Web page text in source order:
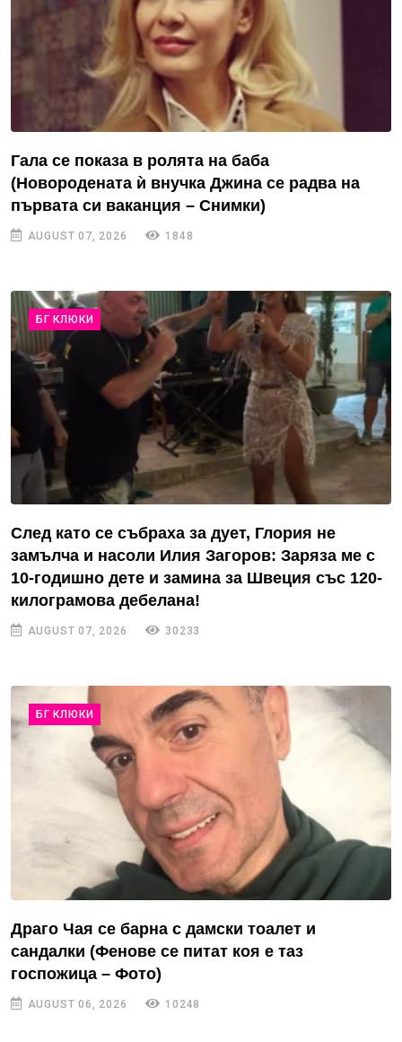
Гала се показа в ролята на баба
(Новородената ѝ внучка Джина се радва на
първата си ваканция – Снимки)
AUGUST 07, 2026 1848
БГ КЛЮКИ
След като се събраха за дует, Глория не
замълча и насоли Илия Загоров: Заряза ме с
10-годишно дете и замина за Швеция със 120-
килограмова дебелана!
AUGUST 07, 2026 30233
БГ КЛЮКИ
Драго Чая се барна с дамски тоалет и
сандалки (Фенове се питат коя е таз
госпожица – Фото)
AUGUST 06, 2026 10248